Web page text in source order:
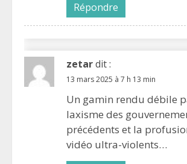
Répondre
zetardit :
13 mars 2025 à 7 h 13 min
Un gamin rendu débile
laxisme des
précédents et la
vidéo ultra-violents…